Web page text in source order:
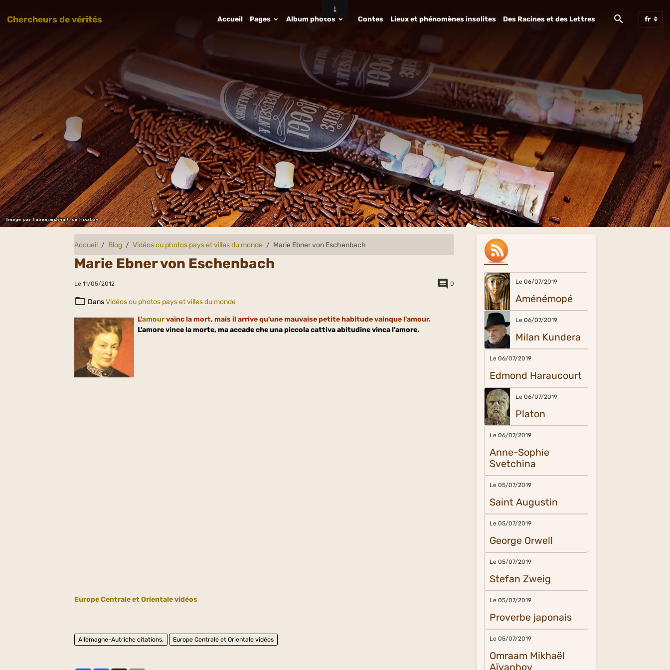
Chercheurs de vérités Accueil Pages Album photos Contes Lieux et phénomènes insolites Des Racines et des Lettres
Accueil Blog Vidéos ou photos pays et villes du monde Marie Ebner von Eschenbach
Marie Ebner von Eschenbach
Le 11/05/2012 0
DansVidéos ou photos pays et villes du monde
L'amourvainc la mort, mais il arrive qu'une mauvaise petite habitude vainque l'amour.
L'amore vince la morte, ma accade che una piccola cattiva abitudine vinca l'amore.
Europe Centrale et Orientale vidéos
Allemagne-Autriche citations. Europe Centrale et Orientale vidéos
Le 06/07/2019
Aménémopé
Le 06/07/2019
Milan Kundera
Le 06/07/2019
Edmond Haraucourt
Le 06/07/2019
Platon
Le 06/07/2019
Anne-Sophie
Svetchina
Le 05/07/2019
Saint Augustin
Le 05/07/2019
George Orwell
Le 05/07/2019
Stefan Zweig
Le 05/07/2019
Proverbe japonais
Le 05/07/2019
Omraam Mikhaël
Aïvanhov